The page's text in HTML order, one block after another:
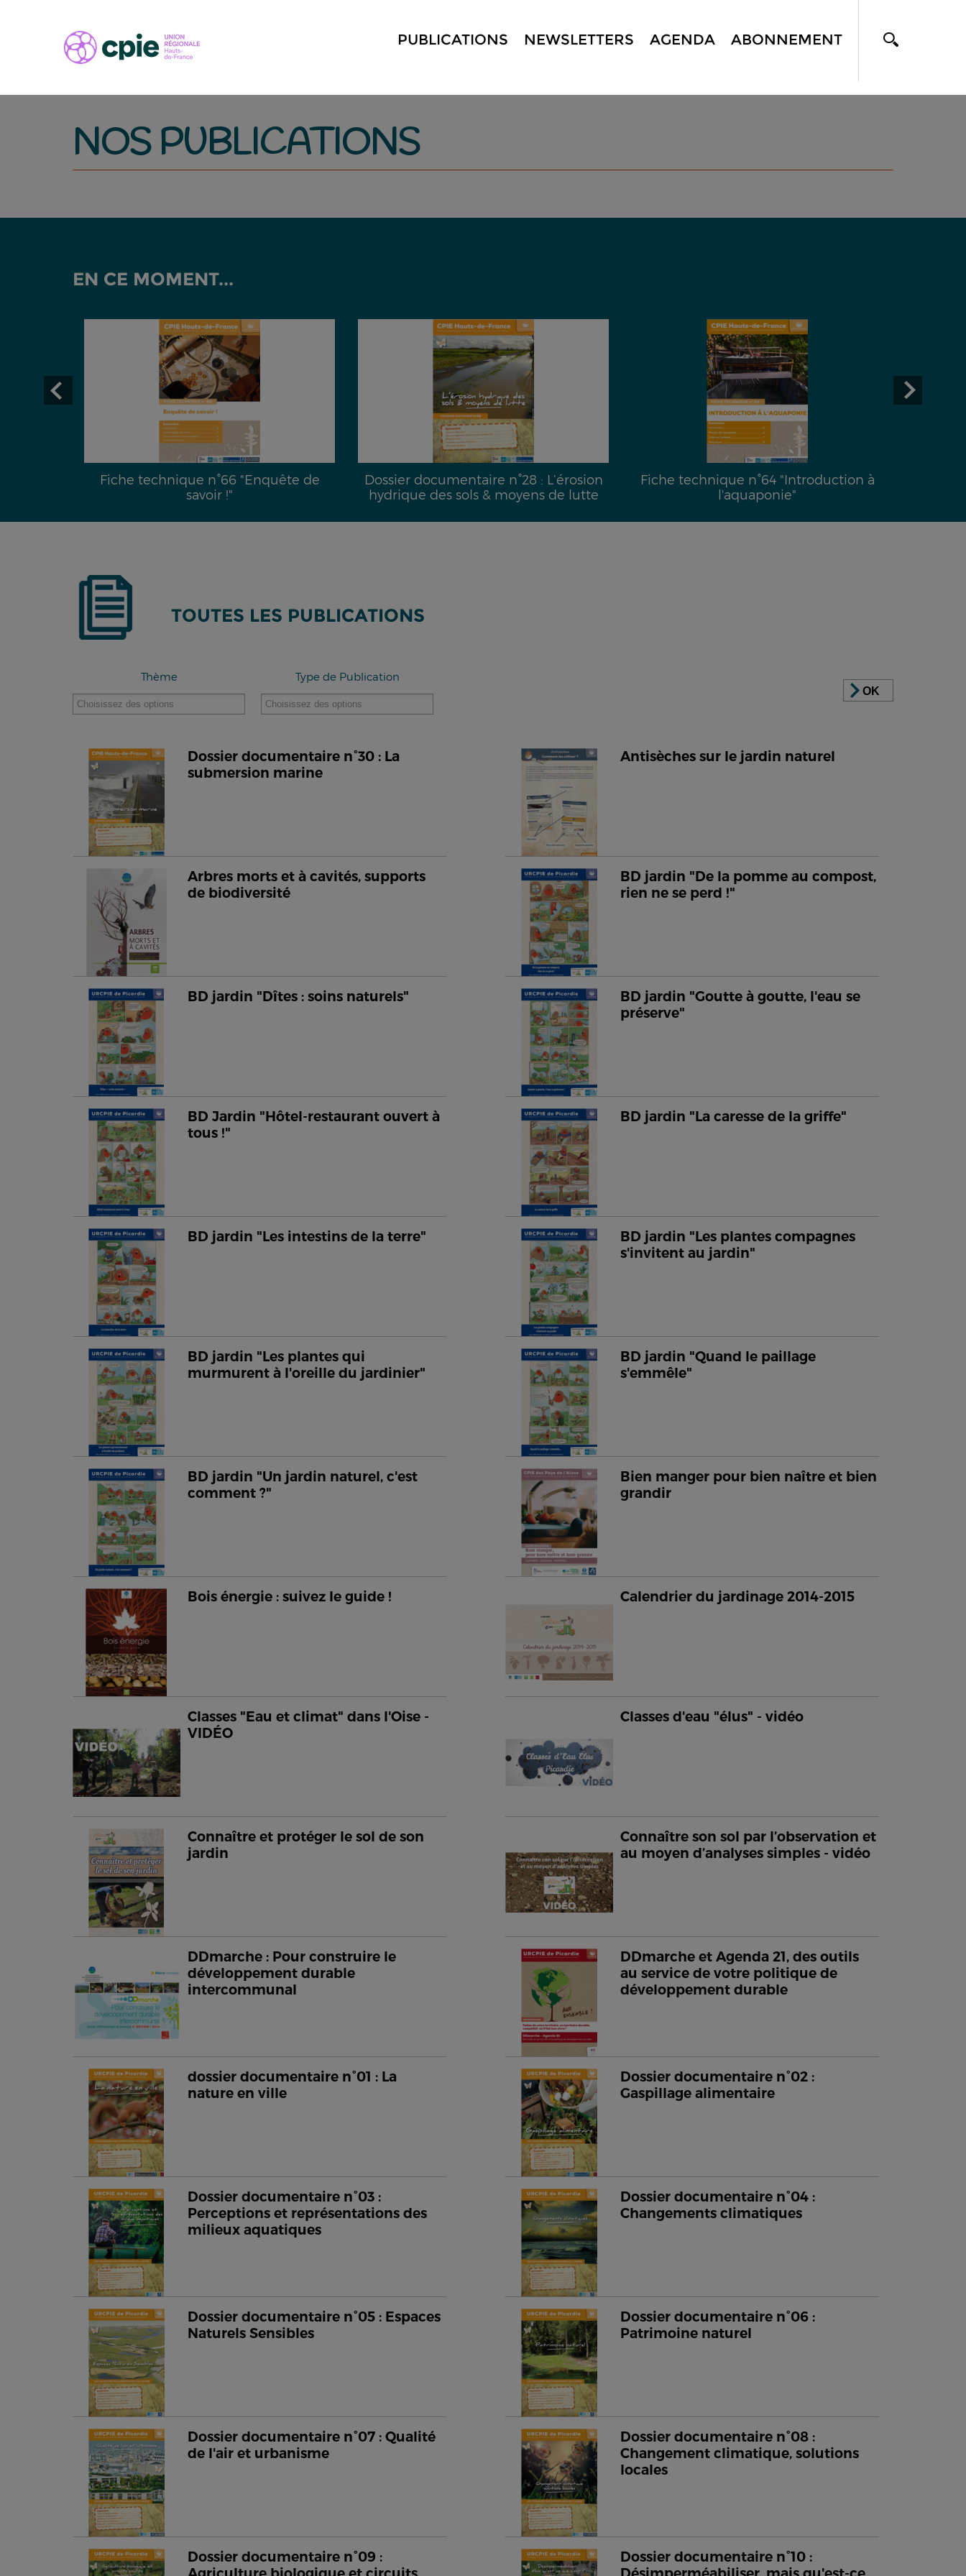
PUBLICATIONS NEWSLETTERS AGENDA ABONNEMENT
NOS PUBLICATIONS
EN CE MOMENT...
Fiche technique n°66 "Enquête de
savoir !"
Dossier documentaire n°28 : L’érosion
hydrique des sols & moyens de lutte
Fiche technique n°64 "Introduction à
l'aquaponie"
TOUTES LES PUBLICATIONS
Thème Type de Publication
OK
Dossier documentaire n°30 : La
submersion marine
Antisèches sur le jardin naturel
Arbres morts et à cavités, supports
de biodiversité
BD jardin "De la pomme au compost,
rien ne se perd !"
BD jardin "Dîtes : soins naturels"
BD jardin "Goutte à goutte, l'eau se
préserve"
BD Jardin "Hôtel-restaurant ouvert à
tous !"
BD jardin "La caresse de la griffe"
BD jardin "Les intestins de la terre"
BD jardin "Les plantes compagnes
s'invitent au jardin"
BD jardin "Les plantes qui
murmurent à l'oreille du jardinier"
BD jardin "Quand le paillage
s'emmêle"
BD jardin "Un jardin naturel, c'est
comment ?"
Bien manger pour bien naître et bien
grandir
Bois énergie : suivez le guide ! Calendrier du jardinage 2014-2015
Classes "Eau et climat" dans l'Oise -
VIDÉO
Classes d'eau "élus" - vidéo
Connaître et protéger le sol de son
jardin
Connaître son sol par l’observation et
au moyen d’analyses simples - vidéo
DDmarche : Pour construire le
développement durable
intercommunal
DDmarche et Agenda 21, des outils
au service de votre politique de
développement durable
dossier documentaire n°01 : La
nature en ville
Dossier documentaire n°02 :
Gaspillage alimentaire
Dossier documentaire n°03 :
Perceptions et représentations des
milieux aquatiques
Dossier documentaire n°04 :
Changements climatiques
Dossier documentaire n°05 : Espaces
Naturels Sensibles
Dossier documentaire n°06 :
Patrimoine naturel
Dossier documentaire n°07 : Qualité
de l'air et urbanisme
Dossier documentaire n°08 :
Changement climatique, solutions
locales
Dossier documentaire n°09 :
Dossier documentaire n°10 :